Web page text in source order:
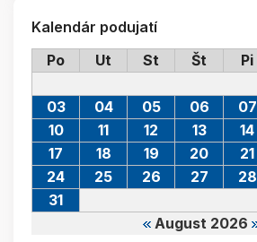
Kalendár podujatí
Po
Ut St Št Pi
August 2026
03
04 05 06 07
10
11 12 13 14
17
18 19 20 21
24
25 26 27 28
31